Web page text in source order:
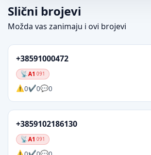
Slični brojevi
Možda vas zanimaju i ovi brojevi
+38591000472
A1 091
0 0 0
+3859102186130
A1 091